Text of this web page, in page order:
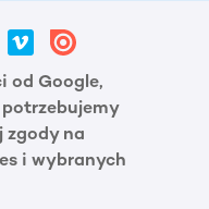
od Google,
zgody na
i wybranych